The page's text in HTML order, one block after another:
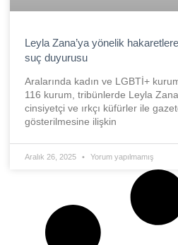
Leyla Zana’ya yönelik
suç duyurusu
Aralarında kadın ve LGBTİ+
116 kurum, tribünlerde Leyla
cinsiyetçi ve ırkçı küfürler ile
gösterilmesine ilişkin
Aralık 26, 2025 Yorum yapılmamış